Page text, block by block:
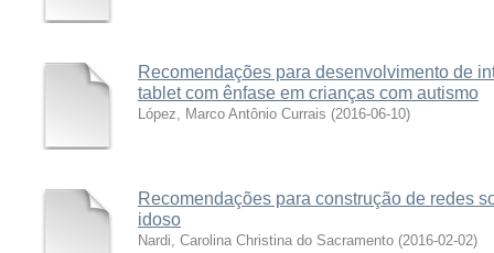
Recomendações para desenvolvimento de
tablet com ênfase em crianças com autismo
López, Marco Antônio Currais (2016-06-10)
Recomendações para construção de redes
idoso
Nardi, Carolina Christina do Sacramento (2016-02-02)